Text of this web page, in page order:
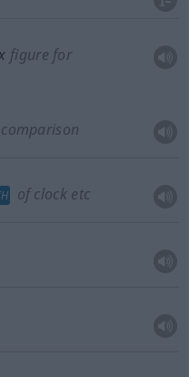
figure for
of clock etc